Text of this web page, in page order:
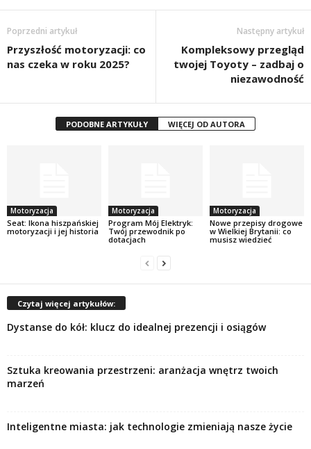
Poprzedni artykuł
Przyszłość motoryzacji: co
nas czeka w roku 2025?
Następny artykuł
Kompleksowy przegląd
twojej Toyoty – zadbaj o
niezawodność
PODOBNE ARTYKUŁY WIĘCEJ OD AUTORA
Motoryzacja
Seat: Ikona hiszpańskiej
motoryzacji i jej historia
Motoryzacja
Program Mój Elektryk:
Twój przewodnik po
dotacjach
Motoryzacja
Nowe przepisy drogowe
w Wielkiej Brytanii: co
musisz wiedzieć
Czytaj więcej artykułów:
Dystanse do kół: klucz do idealnej prezencji i osiągów
Sztuka kreowania przestrzeni: aranżacja wnętrz twoich
marzeń
Inteligentne miasta: jak technologie zmieniają nasze życie